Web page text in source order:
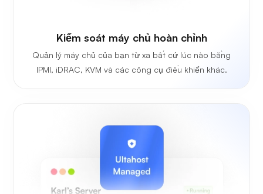
Kiểm soát máy chủ hoàn chỉnh
Quản lý máy chủ của bạn từ xa bất cứ lúc nào bằng
IPMI, iDRAC, KVM và các công cụ điều khiển khác.